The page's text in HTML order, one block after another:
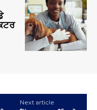
Next article